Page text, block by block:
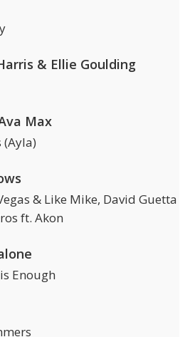
& Ellie Goulding
Max
(Ayla)
& Like Mike, David Guetta
ft. Akon
Enough